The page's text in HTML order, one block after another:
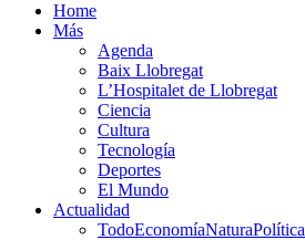
Home
Más
Agenda
Baix Llobregat
L’Hospitalet de Llobregat
Ciencia
Cultura
Tecnología
Deportes
El Mundo
Actualidad
TodoEconomíaNaturaPolítica